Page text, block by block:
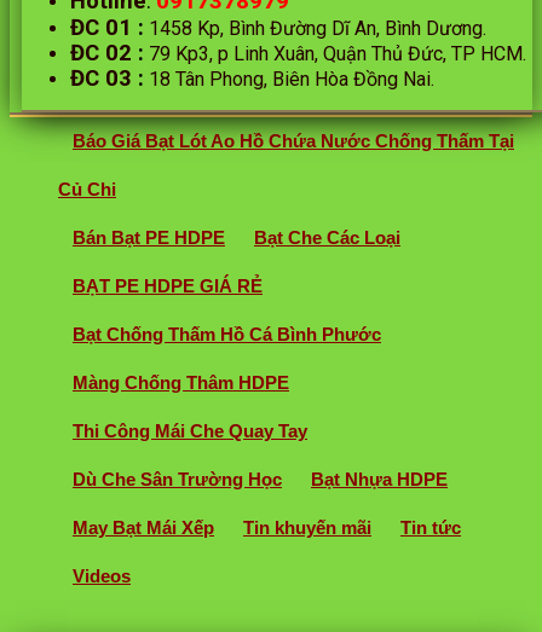
ĐC 01 : 1458 Kp, Bình Đường Dĩ An, Bình Dương.
ĐC 02 : 79 Kp3, p Linh Xuân, Quận Thủ Đức, TP HCM.
ĐC 03 : 18 Tân Phong, Biên Hòa Đồng Nai.
Báo Giá Bạt Lót Ao Hồ Chứa Nước Chống Thấm Tại
Củ Chi
Bán Bạt PE HDPE Bạt Che Các Loại
BẠT PE HDPE GIÁ RẺ
Bạt Chống Thấm Hồ Cá Bình Phước
Màng Chống Thâm HDPE
Thi Công Mái Che Quay Tay
Dù Che Sân Trường Học Bạt Nhựa HDPE
May Bạt Mái Xếp Tin khuyến mãi Tin tức
Videos